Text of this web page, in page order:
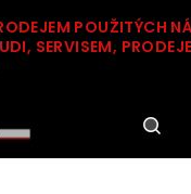
POUŽITÝCH
SERVISEM,